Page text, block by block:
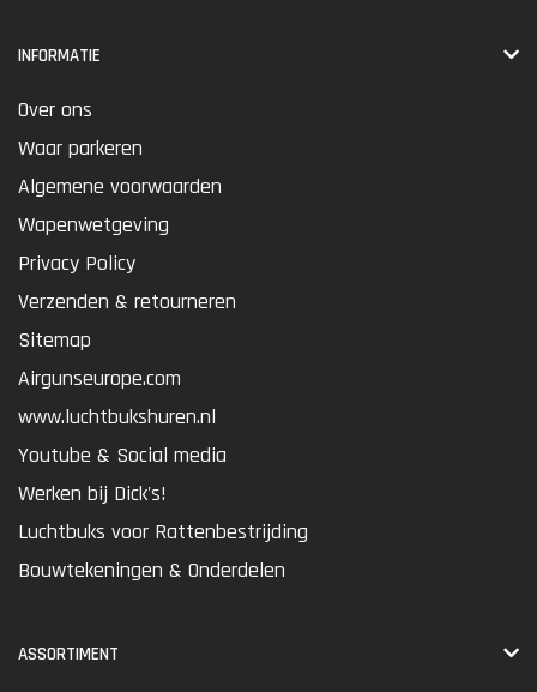
INFORMATIE
Over ons
Waar parkeren
Algemene voorwaarden
Wapenwetgeving
Privacy Policy
Verzenden & retourneren
Sitemap
Airgunseurope.com
www.luchtbukshuren.nl
Youtube & Social media
Werken bij Dick's!
Luchtbuks voor Rattenbestrijding
Bouwtekeningen & Onderdelen
ASSORTIMENT